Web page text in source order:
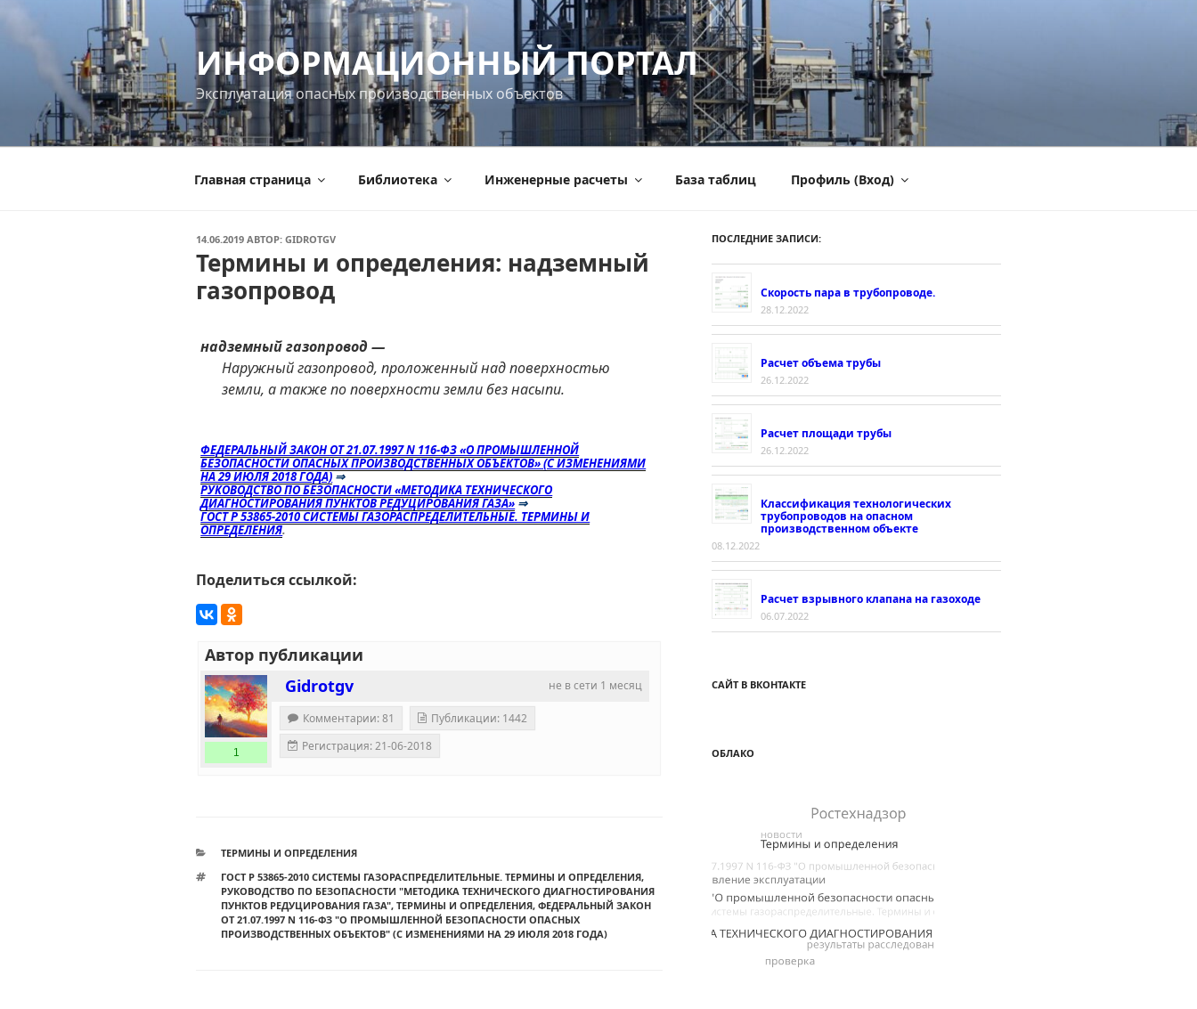
содержимому
ИНФОРМАЦИОННЫЙ ПОРТАЛ
Эксплуатация опасных производственных объектов
Главная страница Библиотека Инженерные расчеты База таблиц Профиль (Вход)
ОПУБЛИКОВАНО
14.06.2019 АВТОР: GIDROTGV
Термины и определения: надземный
газопровод
надземный газопровод —
Наружный газопровод, проложенный над поверхностью
земли, а также по поверхности земли без насыпи.
ФЕДЕРАЛЬНЫЙ ЗАКОН ОТ 21.07.1997 N 116-ФЗ «О ПРОМЫШЛЕННОЙ
БЕЗОПАСНОСТИ ОПАСНЫХ ПРОИЗВОДСТВЕННЫХ ОБЪЕКТОВ» (С ИЗМЕНЕНИЯМИ
НА 29 ИЮЛЯ 2018 ГОДА)⇒
РУКОВОДСТВО ПО БЕЗОПАСНОСТИ «МЕТОДИКА ТЕХНИЧЕСКОГО
ДИАГНОСТИРОВАНИЯ ПУНКТОВ РЕДУЦИРОВАНИЯ ГАЗА»⇒
ГОСТ Р 53865-2010 СИСТЕМЫ ГАЗОРАСПРЕДЕЛИТЕЛЬНЫЕ. ТЕРМИНЫ И
ОПРЕДЕЛЕНИЯ.
Поделиться ссылкой:
Автор публикации
не в сети 1 месяц
Gidrotgv
1
Комментарии: 81
Публикации: 1442
Регистрация: 21-06-2018
РУБРИКИ
ТЕРМИНЫ И ОПРЕДЕЛЕНИЯ
МЕТКИ
ГОСТ Р 53865-2010 СИСТЕМЫ ГАЗОРАСПРЕДЕЛИТЕЛЬНЫЕ. ТЕРМИНЫ И ОПРЕДЕЛЕНИЯ,
РУКОВОДСТВО ПО БЕЗОПАСНОСТИ "МЕТОДИКА ТЕХНИЧЕСКОГО ДИАГНОСТИРОВАНИЯ
ПУНКТОВ РЕДУЦИРОВАНИЯ ГАЗА", ТЕРМИНЫ И ОПРЕДЕЛЕНИЯ, ФЕДЕРАЛЬНЫЙ ЗАКОН
ОТ 21.07.1997 N 116-ФЗ "О ПРОМЫШЛЕННОЙ БЕЗОПАСНОСТИ ОПАСНЫХ
ПРОИЗВОДСТВЕННЫХ ОБЪЕКТОВ" (С ИЗМЕНЕНИЯМИ НА 29 ИЮЛЯ 2018 ГОДА)
ПОСЛЕДНИЕ ЗАПИСИ:
Скорость пара в трубопроводе.
28.12.2022
Расчет объема трубы
26.12.2022
Расчет площади трубы
26.12.2022
Классификация технологических
трубопроводов на опасном
производственном объекте
08.12.2022
Расчет взрывного клапана на газоходе
06.07.2022
САЙТ В ВКОНТАКТЕ
ОБЛАКО